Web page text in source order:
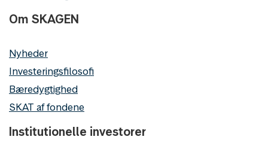
Om SKAGEN
Nyheder
Investeringsfilosofi
Bæredygtighed
SKAT af fondene
Institutionelle investorer